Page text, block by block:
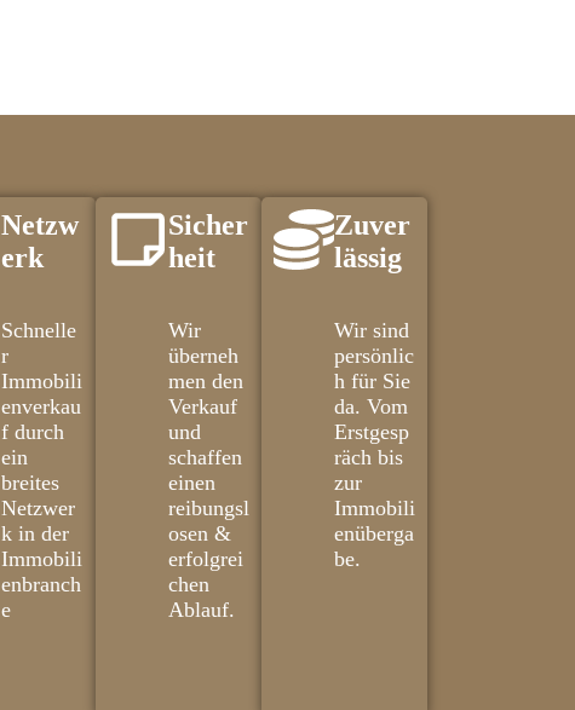
Netzw
erk
Schnelle
r
Immobili
enverkau
f durch
ein
breites
Netzwer
k in der
Immobili
enbranch
e
Sicher
heit
Wir
überneh
men den
Verkauf
und
schaffen
einen
reibungsl
osen &
erfolgrei
chen
Ablauf.
Zuver
lässig
Wir sind
persönlic
h für Sie
da. Vom
Erstgesp
räch bis
zur
Immobili
enüberga
be.